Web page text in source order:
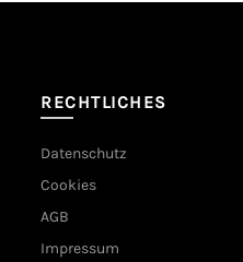
RECHTLICHES
Datenschutz
Cookies
AGB
Impressum